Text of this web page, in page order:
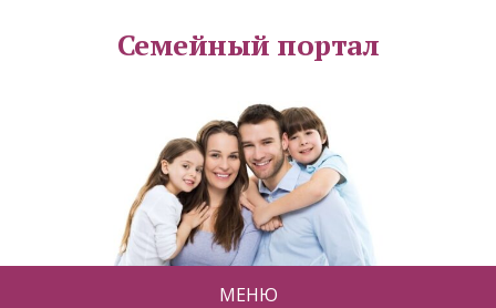
Семейный портал
МЕНЮ